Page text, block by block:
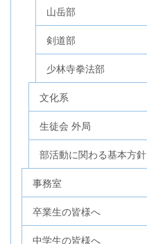
山岳部
剣道部
少林寺拳法部
文化系
生徒会 外局
部活動に関わる基本方針
事務室
卒業生の皆様へ
中学生の皆様へ